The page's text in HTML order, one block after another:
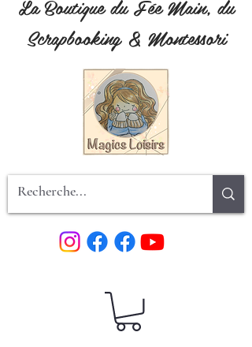
La Boutique du Fée Main, du
Scrapbooking & Montessori